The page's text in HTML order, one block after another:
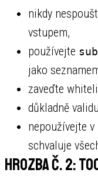
nikdy
vstupem,
používejte
jako
zaveďte
důkladně
nepoužívejte
schvaluje
Hrozba č. 2: